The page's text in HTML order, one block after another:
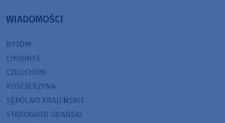
WIADOMOŚCI
BYTÓW
CHOJNICE
CZŁUCHÓW
KOŚCIERZYNA
SĘPÓLNO KRAJEŃSKIE
STAROGARD GDAŃSKI